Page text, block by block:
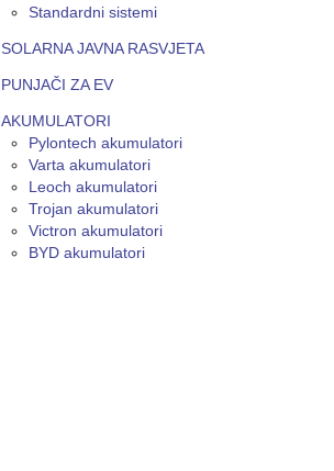
Standardni sistemi
SOLARNA JAVNA RASVJETA
PUNJAČI ZA EV
AKUMULATORI
Pylontech akumulatori
Varta akumulatori
Leoch akumulatori
Trojan akumulatori
Victron akumulatori
BYD akumulatori